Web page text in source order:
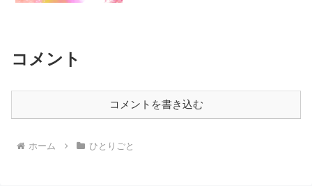
コメント
コメントを書き込む
ホーム ひとりごと